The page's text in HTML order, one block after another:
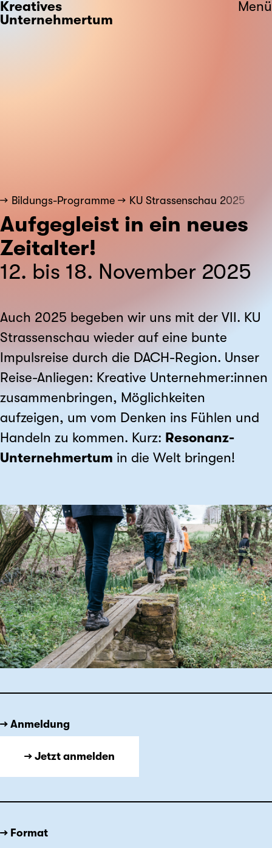
Kreatives
Unternehmertum
Menü
Bildungs-Programme KU Strassenschau 2025
Aufgegleist in ein neues
Zeitalter!
12. bis 18. November 2025
Auch 2025 begeben wir uns mit der VII. KU
Strassenschau wieder auf eine bunte
Impulsreise durch die DACH-Region. Unser
Reise-Anliegen: Kreative Unternehmer:innen
zusammenbringen, Möglichkeiten
aufzeigen, um vom Denken ins Fühlen und
Handeln zu kommen. Kurz: Resonanz-
Unternehmertum in die Welt bringen!
→ Anmeldung
→ Jetzt anmelden
→ Format